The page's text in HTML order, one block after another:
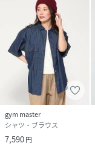
gym master
シャツ・ブラウス
7,590円